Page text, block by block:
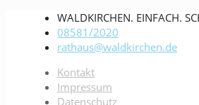
WALDKIRCHEN. EINFACH.
08581/2020
rathaus@waldkirchen.de
Kontakt
Impressum
Datenschutz